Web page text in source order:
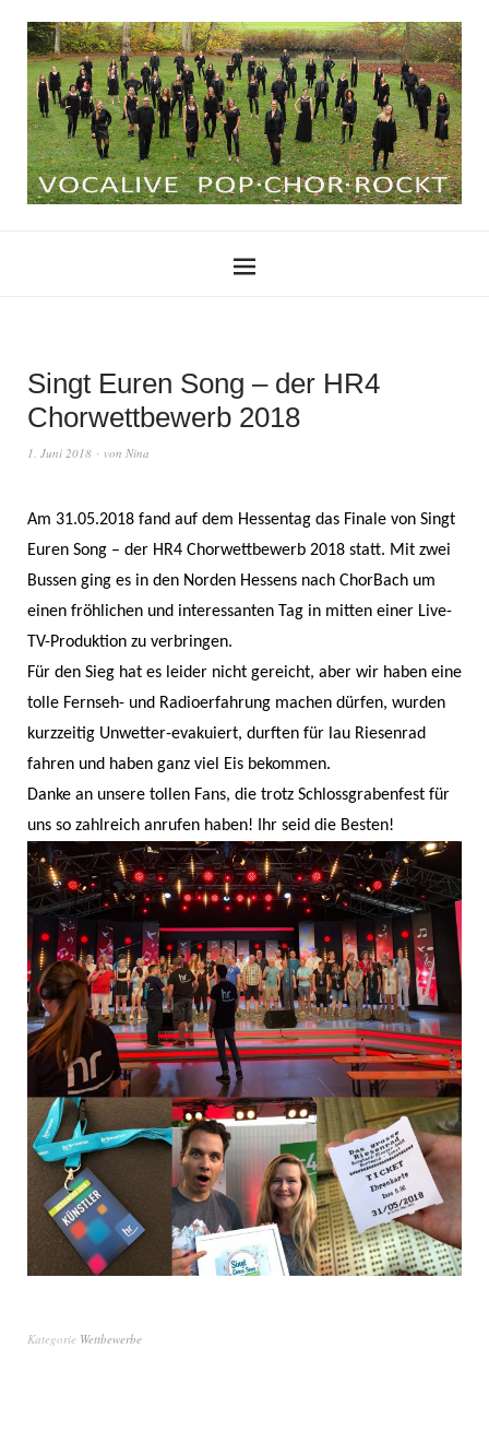
Singt Euren Song – der HR4
Chorwettbewerb 2018
1. Juni 2018 von Nina
Am 31.05.2018 fand auf dem Hessentag das Finale von Singt
Euren Song – der HR4 Chorwettbewerb 2018 statt. Mit zwei
Bussen ging es in den Norden Hessens nach ChorBach um
einen fröhlichen und interessanten Tag in mitten einer Live-
TV-Produktion zu verbringen.
Für den Sieg hat es leider nicht gereicht, aber wir haben eine
tolle Fernseh- und Radioerfahrung machen dürfen, wurden
kurzzeitig Unwetter-evakuiert, durften für lau Riesenrad
fahren und haben ganz viel Eis bekommen.
Danke an unsere tollen Fans, die trotz Schlossgrabenfest für
uns so zahlreich anrufen haben! Ihr seid die Besten!
Kategorie Wettbewerbe